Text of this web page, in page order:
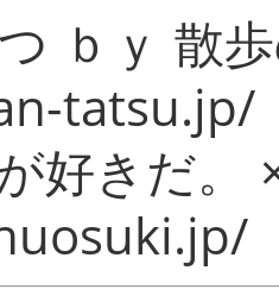
ｂｙ 散
tatsu.jp/
好きだ。